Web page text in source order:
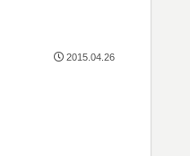
2015.04.26